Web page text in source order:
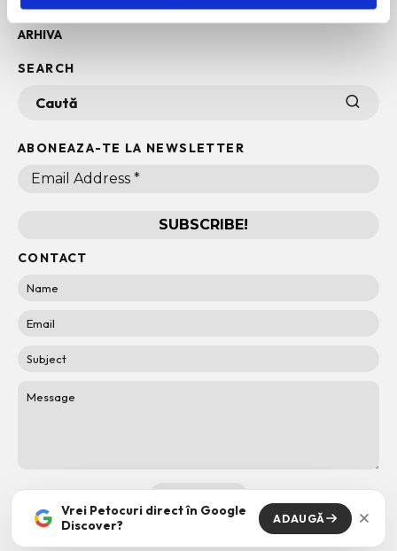
POLITICA DE COOKIES
ARHIVA
SEARCH
ABONEAZA-TE LA NEWSLETTER
CONTACT
Vrei Petocuri direct în Google
Discover?
ADAUGĂ